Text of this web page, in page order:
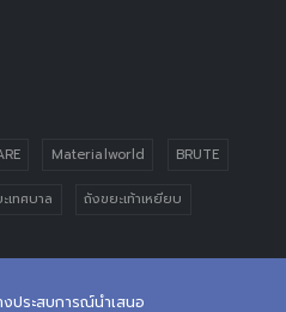
ประสบการณ์นำเสนอ
Materialworld BRUTE
เทศบาล ถังขยะเท้าเหยียบ